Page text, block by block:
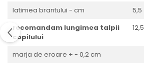
latimea brantului - cm 5,5
recomandam lungimea talpii
copilului
12,5
marja de eroare + - 0,2 cm